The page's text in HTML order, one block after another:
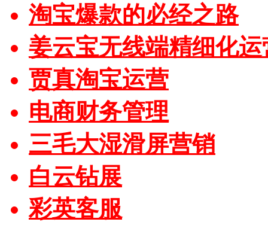
淘宝爆款的必经之路
姜云宝无线端精细化运
贾真淘宝运营
电商财务管理
三毛大湿滑屏营销
白云钻展
彩英客服